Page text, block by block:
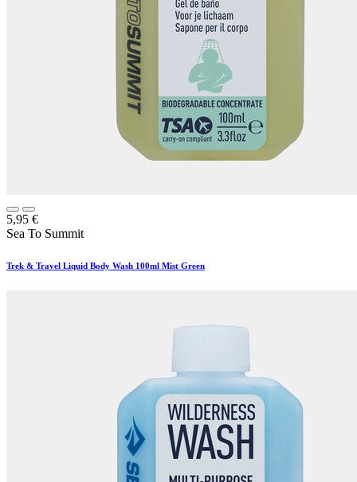
5,95 €
Sea To Summit
Trek & Travel Liquid Body Wash 100ml Mist Green